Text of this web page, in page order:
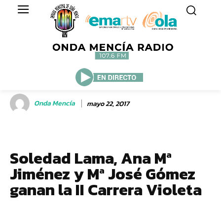
Onda Mencía mayo 22, 2017
Soledad Lama, Ana Mª
Jiménez y Mª José Gómez
ganan la II Carrera Violeta